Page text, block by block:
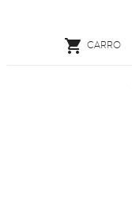
 CARRO